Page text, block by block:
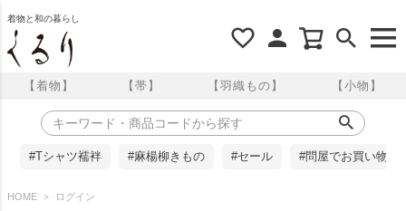
着物と和の暮らし
【着物】 【帯】 【羽織もの】 【小物】
#Tシャツ襦袢 #麻楊柳きもの #セール #問屋でお買い物
HOME ログイン